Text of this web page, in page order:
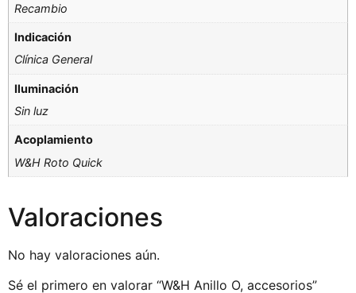
Recambio
Indicación
Clínica General
Iluminación
Sin luz
Acoplamiento
W&H Roto Quick
Valoraciones
No hay valoraciones aún.
Sé el primero en valorar “W&H Anillo O, accesorios”